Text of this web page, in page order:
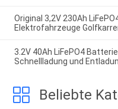
Original 3,2V 230Ah
Elektrofahrzeuge
3.2V 40Ah LiFePO4
Schnellladung und
Beliebte